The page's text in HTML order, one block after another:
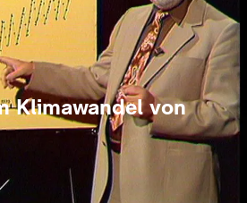
Klimawandel von